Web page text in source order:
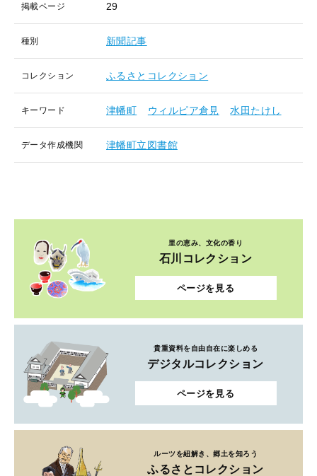
掲載ページ 29
種別 新聞記事
コレクション ふるさとコレクション
キーワード 津幡町 ウィルピア倉見 水田たけし
データ作成機関 津幡町立図書館
里の恵み、文化の香り
石川コレクション
ページを見る
貴重資料を自由自在に楽しめる
デジタルコレクション
ページを見る
ルーツを紐解き、郷土を知ろう
ふるさとコレクション